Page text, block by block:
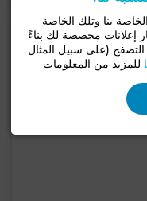
بنا وتلك الخاصة
إعلانات مخصصة لك بناءً
(على سبيل المثال
للمزيد من المعلومات